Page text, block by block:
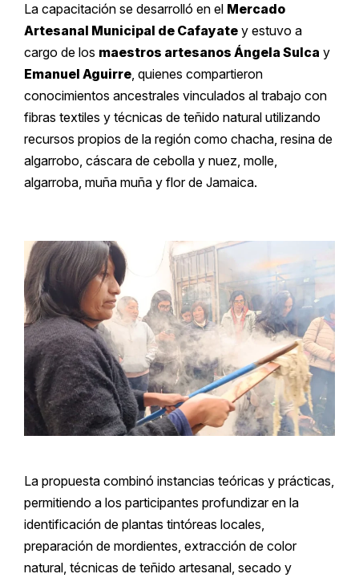
La capacitación se desarrolló en el Mercado
Artesanal Municipal de Cafayate y estuvo a
cargo de los maestros artesanos Ángela Sulca y
Emanuel Aguirre, quienes compartieron
conocimientos ancestrales vinculados al trabajo con
fibras textiles y técnicas de teñido natural utilizando
recursos propios de la región como chacha, resina de
algarrobo, cáscara de cebolla y nuez, molle,
algarroba, muña muña y flor de Jamaica.
La propuesta combinó instancias teóricas y prácticas,
permitiendo a los participantes profundizar en la
identificación de plantas tintóreas locales,
preparación de mordientes, extracción de color
natural, técnicas de teñido artesanal, secado y